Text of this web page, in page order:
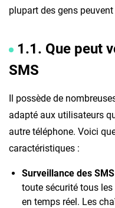
plupart des gens
1.1. Que peut
SMS
Il possède de
adapté aux utilisateurs
autre téléphone. Voici
caractéristiques :
Surveillance des
toute sécurité tous
en temps réel. Les